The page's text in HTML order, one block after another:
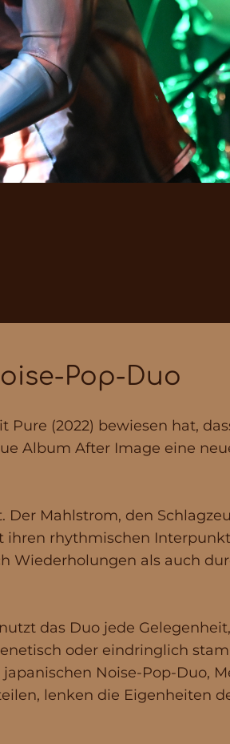
Pop-Duo
(2022) bewiesen hat,
Album After Image eine
Mahlstrom, den
rhythmischen
Wiederholungen als auch
das Duo jede
oder eindringlich
Noise-Pop-Duo,
lenken die Eigenheiten